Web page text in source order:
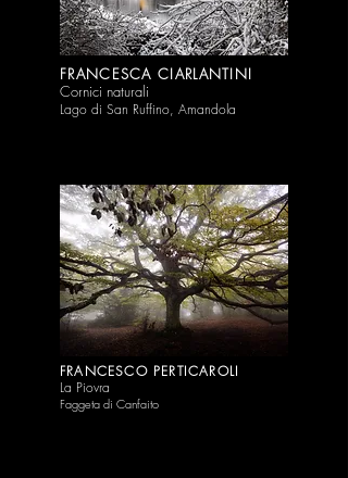
FRANCESCA CIARLANTINI
Cornici naturali
Lago di San Ruffino, Amandola
FRANCESCO PERTICAROLI
La Piovra
Faggeta di Canfaito